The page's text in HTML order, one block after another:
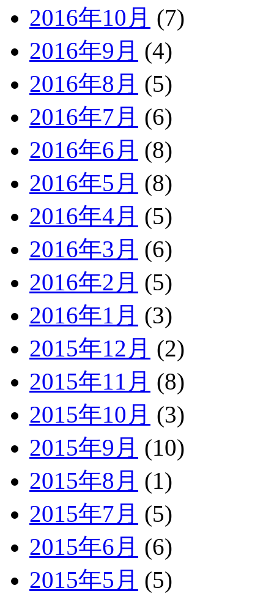
2016年10月 (7)
2016年9月 (4)
2016年8月 (5)
2016年7月 (6)
2016年6月 (8)
2016年5月 (8)
2016年4月 (5)
2016年3月 (6)
2016年2月 (5)
2016年1月 (3)
2015年12月 (2)
2015年11月 (8)
2015年10月 (3)
2015年9月 (10)
2015年8月 (1)
2015年7月 (5)
2015年6月 (6)
2015年5月 (5)